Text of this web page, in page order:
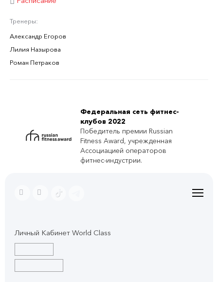
Тренеры:
Александр Егоров
Лилия Назырова
Роман Петраков
Федеральная сеть фитнес-
клубов 2022
Победитель премии Russian
Fitness Award, учрежденная
Ассоциацией операторов
фитнес-индустрии.
Личный Кабинет World Class